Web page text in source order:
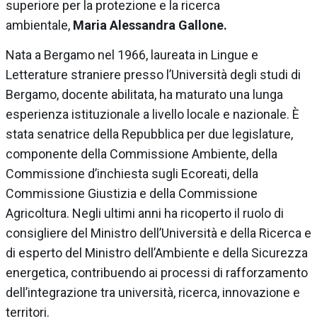
superiore per la protezione e la ricerca
ambientale, Maria Alessandra Gallone.
Nata a Bergamo nel 1966, laureata in Lingue e
Letterature straniere presso l’Università degli studi di
Bergamo, docente abilitata, ha maturato una lunga
esperienza istituzionale a livello locale e nazionale. È
stata senatrice della Repubblica per due legislature,
componente della Commissione Ambiente, della
Commissione d’inchiesta sugli Ecoreati, della
Commissione Giustizia e della Commissione
Agricoltura. Negli ultimi anni ha ricoperto il ruolo di
consigliere del Ministro dell’Università e della Ricerca e
di esperto del Ministro dell’Ambiente e della Sicurezza
energetica, contribuendo ai processi di rafforzamento
dell’integrazione tra università, ricerca, innovazione e
territori.